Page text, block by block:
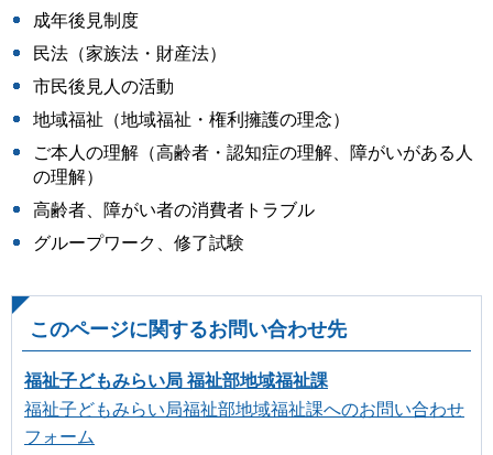
成年後見制度
民法（家族法・財産法）
市民後見人の活動
地域福祉（地域福祉・権利擁護の理念）
ご本人の理解（高齢者・認知症の理解、障がいがある人
の理解）
高齢者、障がい者の消費者トラブル
グループワーク、修了試験
このページに関するお問い合わせ先
福祉子どもみらい局 福祉部地域福祉課
福祉子どもみらい局福祉部地域福祉課へのお問い合わせ
フォーム